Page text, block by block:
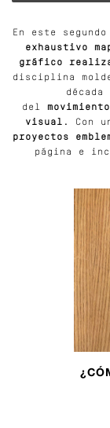
En este
exhaustivo
gráfico
disciplina
del movimiento
visual.
Con
proyectos
página e